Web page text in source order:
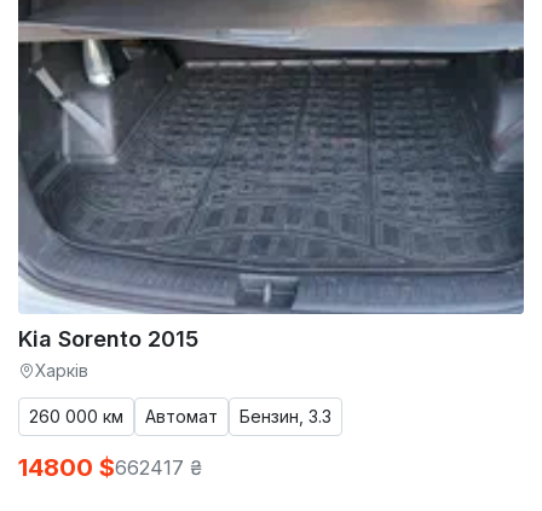
Kia Sorento 2015
Харків
260 000 км Автомат Бензин, 3.3
14800 $662417 ₴